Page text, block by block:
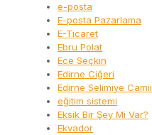
e-posta
E-posta Pazarlama
E-Ticaret
Ebru Polat
Ece Seçkin
Edirne Ciğeri
Edirne Selimiye Camii
eğitim sistemi
Eksik Bir Şey Mi Var?
Ekvador